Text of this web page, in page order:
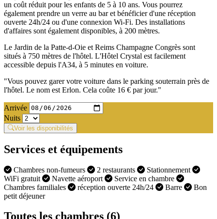
un coût réduit pour les enfants de 5 à 10 ans. Vous pourrez
également prendre un verre au bar et bénéficier d'une réception
ouverte 24h/24 ou d'une connexion Wi-Fi. Des installations
d'affaires sont également disponibles, à 200 mètres.
Le Jardin de la Patte-d-Oie et Reims Champagne Congrès sont
situés à 750 mètres de l'hôtel. L'Hôtel Crystal est facilement
accessible depuis l'A34, à 5 minutes en voiture.
"Vous pouvez garer votre voiture dans le parking souterrain près de
l'hôtel. Le nom est Erlon. Cela coûte 16 € par jour."
Arrivée
Nuits
Voir les disponibilités
Services et équipements
Chambres non-fumeurs 2 restaurants
Stationnement
WiFi gratuit
Navette aéroport
Service en chambre
Chambres familiales
réception ouverte 24h/24 Barre
Bon
petit déjeuner
Toutes les chambres (6)